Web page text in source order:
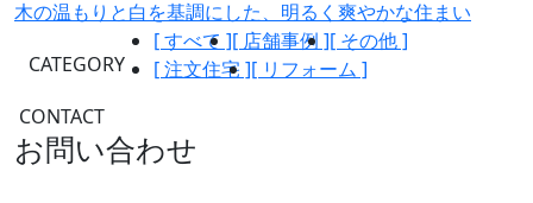
木の温もりと白を基調にした、明るく爽やかな住まい
CATEGORY
[ すべて ][ 店舗事例 ][ その他 ]
[ 注文住宅 ][ リフォーム ]
CONTACT
お問い合わせ